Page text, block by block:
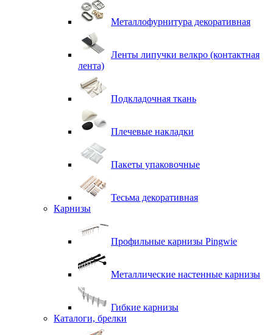
Металлофурнитура декоративная
Ленты липучки велкро (контактная
лента)
Подкладочная ткань
Плечевые накладки
Пакеты упаковочные
Тесьма декоративная
Карнизы
Профильные карнизы Pingwie
Металлические настенные карнизы
Гибкие карнизы
Каталоги, брелки